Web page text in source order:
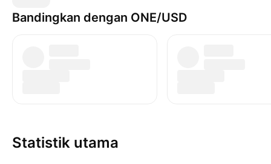
Bandingkan dengan ONE/USD
Statistik utama